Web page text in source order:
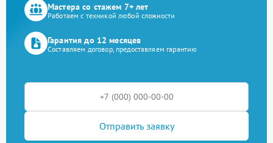
Мастера со стажем 7+ лет
Работаем с техникой любой сложности
Гарантия до 12 месяцев
Составляем договор, предоставляем гарантию
Отправить заявку